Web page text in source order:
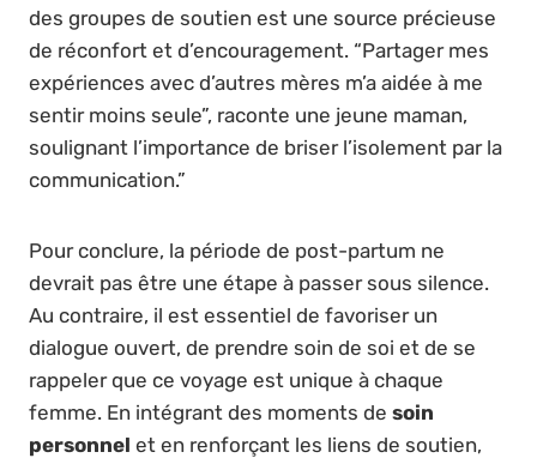
des groupes de soutien est une source précieuse
de réconfort et d’encouragement. “Partager mes
expériences avec d’autres mères m’a aidée à me
sentir moins seule”, raconte une jeune maman,
soulignant l’importance de briser l’isolement par la
communication.”
Pour conclure, la période de post-partum ne
devrait pas être une étape à passer sous silence.
Au contraire, il est essentiel de favoriser un
dialogue ouvert, de prendre soin de soi et de se
rappeler que ce voyage est unique à chaque
femme. En intégrant des moments de soin
personnel et en renforçant les liens de soutien,